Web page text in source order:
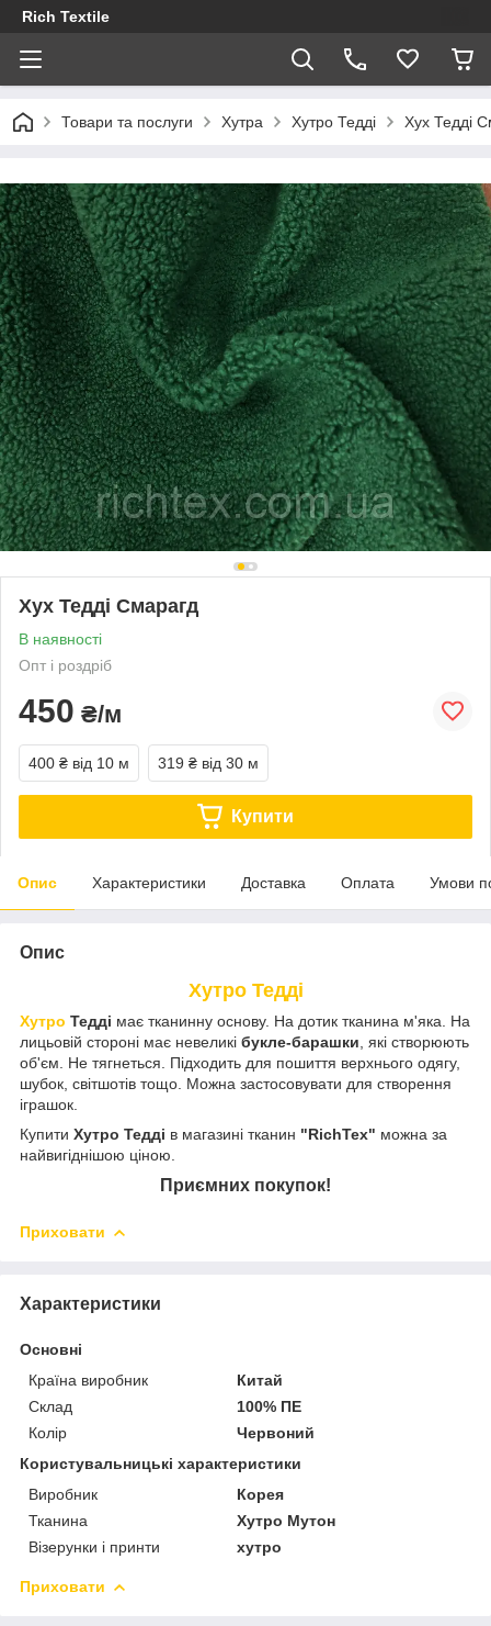
Rich Textile
Товари та послуги Хутра Хутро Тедді Хух Тедді
Хух Тедді Смарагд
В наявності
Опт і роздріб
450 ₴/м
400 ₴ від 10 м 319 ₴ від 30 м
Купити
Опис Характеристики Доставка Оплата Умови
Опис
Хутро Тедді
Хутро Тедді має тканинну основу. На дотик тканина м'яка. На
лицьовій стороні має невеликі букле-барашки , які створюють
об'єм. Не тягнеться. Підходить для пошиття верхнього одягу,
шубок, світшотів тощо. Можна застосовувати для створення
іграшок.
Купити Хутро Тедді в магазині тканин "RichTex" можна за
найвигіднішою ціною.
Приємних покупок!
Приховати
Характеристики
Основні
Країна виробник
Китай
Склад
100% ПЕ
Колір
Червоний
Користувальницькі характеристики
Виробник
Корея
Тканина
Хутро Мутон
Візерунки і принти
хутро
Приховати